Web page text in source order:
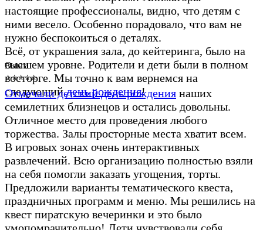
настоящие профессионалы, видно, что детям с
ними весело. Особенно порадовало, что вам не
нужно беспокоиться о деталях.
Всё, от украшения зала, до кейтеринга, было на
высшем уровне. Родители и дети были в полном
восторге. Мы точно к вам вернемся на
следующийдень рождения!
Ольга
⭐⭐⭐⭐⭐
Отмечали детский день рождения наших
семилетних близнецов и остались довольны.
Отличное место для проведения любого
торжества. Залы просторные места хватит всем.
В игровых зонах очень интерактивных
развлечений. Всю организацию полностью взяли
на себя помогли заказать угощения, торты.
Предложили варианты тематического квеста,
праздничных программ и меню. Мы решились на
квест пиратскую вечеринки и это было